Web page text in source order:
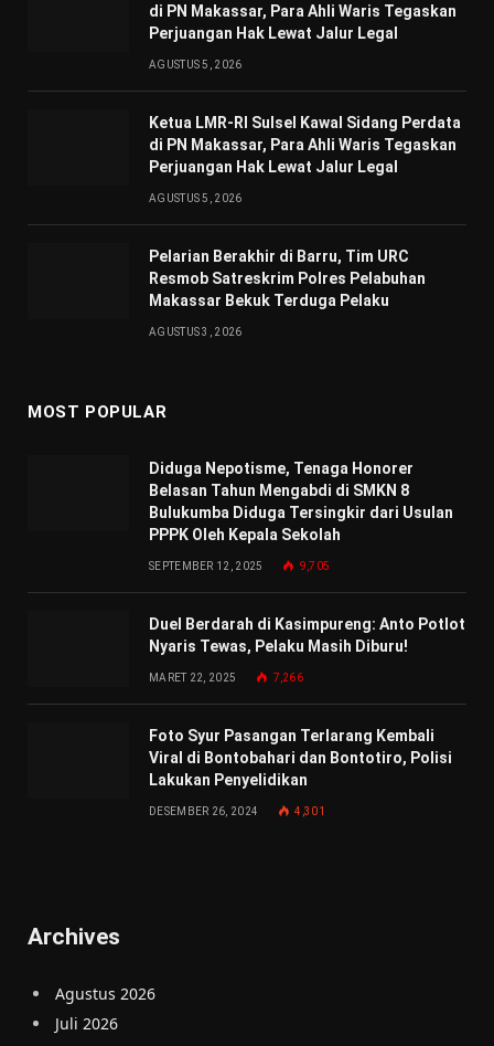
di PN Makassar, Para Ahli Waris Tegaskan
Perjuangan Hak Lewat Jalur Legal
AGUSTUS 5, 2026
Ketua LMR-RI Sulsel Kawal Sidang Perdata
di PN Makassar, Para Ahli Waris Tegaskan
Perjuangan Hak Lewat Jalur Legal
AGUSTUS 5, 2026
Pelarian Berakhir di Barru, Tim URC
Resmob Satreskrim Polres Pelabuhan
Makassar Bekuk Terduga Pelaku
AGUSTUS 3, 2026
MOST POPULAR
Diduga Nepotisme, Tenaga Honorer
Belasan Tahun Mengabdi di SMKN 8
Bulukumba Diduga Tersingkir dari Usulan
PPPK Oleh Kepala Sekolah
SEPTEMBER 12, 2025 9,705
Duel Berdarah di Kasimpureng: Anto Potlot
Nyaris Tewas, Pelaku Masih Diburu!
MARET 22, 2025 7,266
Foto Syur Pasangan Terlarang Kembali
Viral di Bontobahari dan Bontotiro, Polisi
Lakukan Penyelidikan
DESEMBER 26, 2024 4,301
Archives
Agustus 2026
Juli 2026